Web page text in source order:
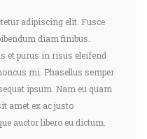
adipiscing elit. Fusce
diam finibus.
et purus in risus eleifend
mi. Phasellus semper
ipsum. Nam eu quam
amet ex ac justo
auctor libero eu dictum.